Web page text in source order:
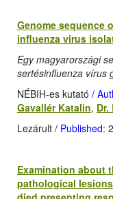
Genome sequence
influenza virus
Egy magyarországi
sertésinfluenza vírus
NÉBIH-es kutató /
Gavallér Katalin,
Lezárult / Published:
Examination about
pathological